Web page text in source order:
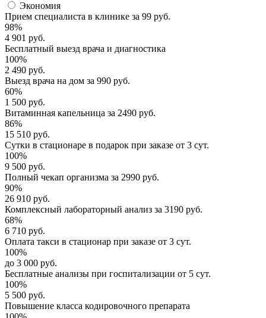
Экономия
Прием специалиста в клинике за 99 руб.
98%
4 901 руб.
Бесплатный выезд врача и диагностика
100%
2 490 руб.
Выезд врача на дом за 990 руб.
60%
1 500 руб.
Витаминная капельница за 2490 руб.
86%
15 510 руб.
Сутки в стационаре в подарок при заказе от 3 сут.
100%
9 500 руб.
Полный чекап организма за 2990 руб.
90%
26 910 руб.
Комплексный лабораторный анализ за 3190 руб.
68%
6 710 руб.
Оплата такси в стационар при заказе от 3 сут.
100%
до 3 000 руб.
Бесплатные анализы при госпитализации от 5 сут.
100%
5 500 руб.
Повышение класса кодировочного препарата